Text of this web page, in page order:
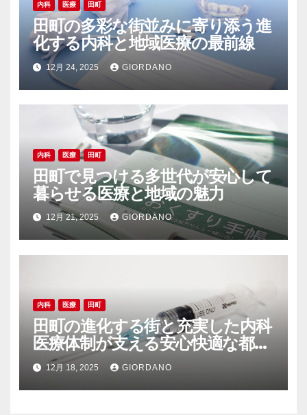
内科 医療 田町
田町の多彩な街並みに寄り添う進
化する内科と地域医療の最前線
12月 24, 2025 GIORDANO
内科 医療 田町
田町で見つける多世代が安心して
暮らせる医療と地域の魅力
12月 21, 2025 GIORDANO
内科 医療 田町
田町の進化する街と充実した内科
医療体制が支える安心快適な都市
生活
12月 18, 2025 GIORDANO